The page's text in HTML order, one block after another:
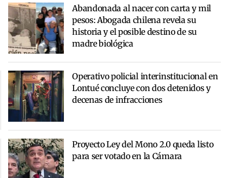
Abandonada al nacer con carta y mil
pesos: Abogada chilena revela su
historia y el posible destino de su
madre biológica
Operativo policial interinstitucional en
Lontué concluye con dos detenidos y
decenas de infracciones
Proyecto Ley del Mono 2.0 queda listo
para ser votado en la Cámara